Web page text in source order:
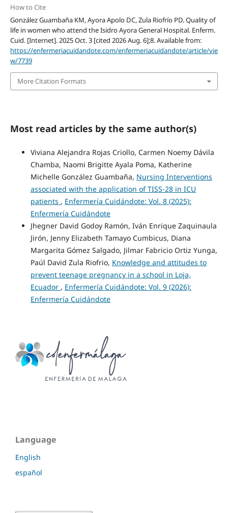
How to Cite
González Guambaña KM, Ayora Apolo DC, Zula Riofrío PD. Quality of
life in women who attend the Isidro Ayora General Hospital. Enferm.
Cuid. [Internet]. 2025 Oct. 3 [cited 2026 Aug. 6];8. Available from:
https://enfermeriacuidandote.com/enfermeriacuidandote/article/vie
w/7739
More Citation Formats
Most read articles by the same author(s)
Viviana Alejandra Rojas Criollo, Carmen Noemy Dávila
Chamba, Naomi Brigitte Ayala Poma, Katherine
Michelle González Guambaña, Nursing Interventions
associated with the application of TISS-28 in ICU
patients , Enfermería Cuidándote: Vol. 8 (2025):
Enfermería Cuidándote
Jhegner David Godoy Ramón, Iván Enrique Zaquinaula
Jirón, Jenny Elizabeth Tamayo Cumbicus, Diana
Margarita Gómez Salgado, Jilmar Fabricio Ortiz Yunga,
Paúl David Zula Riofrio, Knowledge and attitudes to
prevent teenage pregnancy in a school in Loja,
Ecuador , Enfermería Cuidándote: Vol. 9 (2026):
Enfermería Cuidándote
Language
English
español